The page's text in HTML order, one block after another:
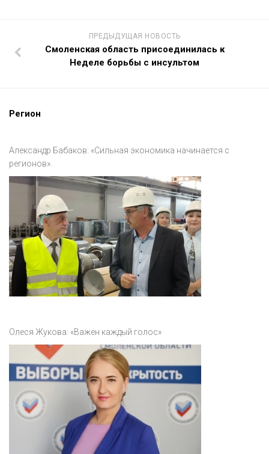
ПРЕДЫДУЩАЯ НОВОСТЬ
Смоленская область присоединилась к
Неделе борьбы с инсультом
Регион
Александр Бабаков: «Сильная экономика начинается с
регионов».
Олеся Жукова: «Важен каждый голос»